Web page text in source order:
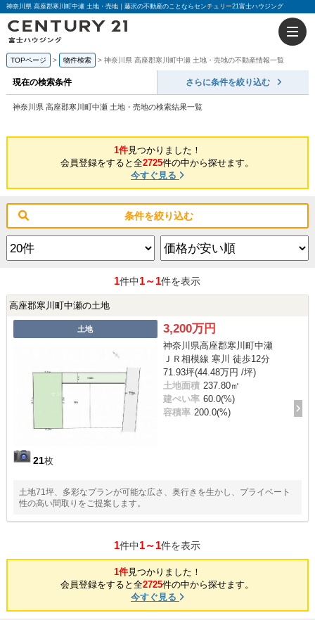
神奈川県 高座郡寒川町中瀬 土地・売地｜藤沢の不動産のことならセンチュリー21富士ハウジング
TOPページ 物件検索 神奈川県 高座郡寒川町中瀬 土地・売地の不動産情報一覧
現在の検索条件 さらに条件を絞り込む
神奈川県 高座郡寒川町中瀬 土地・売地の検索結果一覧
1件見つかりました！
会員登録をすると全2725件の中から探せます。
今すぐ見る
条件を絞り込む
1件中1～1件を表示
高座郡寒川町中瀬の土地
土地
21枚
3,200万円
神奈川県高座郡寒川町中瀬
ＪＲ相模線 寒川 徒歩12分
71.93坪(44.48万円 /坪)
土地面積 237.80㎡
建ぺい率 60.0(%)
容積率 200.0(%)
土地71坪、多彩なプランが可能な広さ、奥行きを生かし、プライベート
性の高い間取りをご提案します。
1件中1～1件を表示
1件見つかりました！
会員登録をすると全2725件の中から探せます。
今すぐ見る